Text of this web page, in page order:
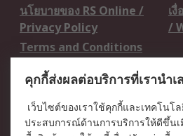
นโยบายของ RS Online /
Privacy Policy
เ
/
Terms and Conditions
เกี่ยวกับ RS / About RS
RS ทั่วโลก / RS
ข่
คุกกี้ส่งผลต่อบริการที่เรานำ
เว็บไซต์ของเราใช้คุกกี้และเทคโนโ
ประสบการณ์ด้านการบริการให้ดีขึ้น